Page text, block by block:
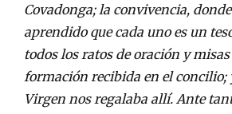
Covadonga; la convivencia,
aprendido que cada uno es un
todos los ratos de oración y misas
formación recibida en el concilio;
Virgen nos regalaba allí. Ante